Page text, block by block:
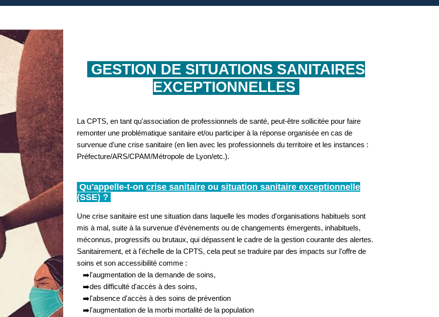
GESTION DE SITUATIONS SANITAIRES
EXCEPTIONNELLES
La CPTS, en tant qu'association de professionnels de santé, peut-être sollicitée pour faire
remonter une problématique sanitaire et/ou participer à la réponse organisée en cas de
survenue d'une crise sanitaire (en lien avec les professionnels du territoire et les instances :
Préfecture/ARS/CPAM/Métropole de Lyon/etc.).
Qu'appelle-t-on crise sanitaireou situation sanitaire exceptionnelle
(SSE) ?
Une crise sanitaire est une situation dans laquelle les modes d'organisations habituels sont
mis à mal, suite à la survenue d'événements ou de changements émergents, inhabituels,
méconnus, progressifs ou brutaux, qui dépassent le cadre de la gestion courante des alertes.
Sanitairement, et à l'échelle de la CPTS, cela peut se traduire par des impacts sur l'offre de
soins et son accessibilité comme :
➡️l'augmentation de la demande de soins,
➡️des difficulté d'accès à des soins,
➡️l'absence d'accès à des soins de prévention
➡️l'augmentation de la morbi mortalité de la population